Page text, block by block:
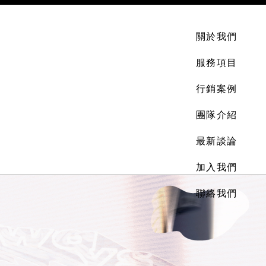
關於我們
服務項目
行銷案例
團隊介紹
最新談論
加入我們
聯絡我們